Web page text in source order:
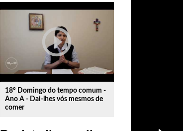
play_circle_outline
18º Domingo do tempo comum -
Ano A - Dai-lhes vós mesmos de
comer